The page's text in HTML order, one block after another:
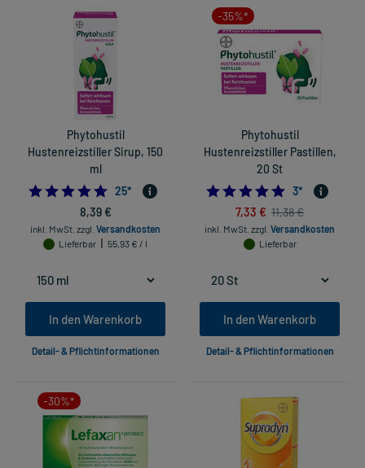
Phytohustil
Hustenreizstiller Sirup, 150
ml
4.72
25*
8,39 €
inkl. MwSt. zzgl. Versandkosten
Lieferbar
55,93 € / l
In den Warenkorb
Detail- & Pflichtinformationen
-35%*
Phytohustil
Hustenreizstiller Pastillen,
20 St
5.0
3*
7,33 € 11,38 €
inkl. MwSt. zzgl. Versandkosten
Lieferbar
In den Warenkorb
Detail- & Pflichtinformationen
-30%*